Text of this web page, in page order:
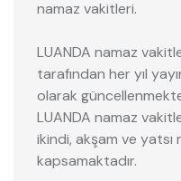
namaz vakitleri.
LUANDA namaz
tarafından her yıl
olarak
LUANDA namaz
ikindi, akşam ve yatsı
kapsamaktadır.